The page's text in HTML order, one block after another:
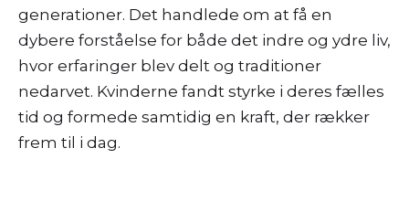
generationer. Det handlede om at få en
dybere forståelse for både det indre og ydre liv,
hvor erfaringer blev delt og traditioner
nedarvet. Kvinderne fandt styrke i deres fælles
tid og formede samtidig en kraft, der rækker
frem til i dag.